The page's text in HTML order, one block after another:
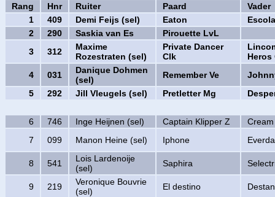
Rang
Hnr Ruiter Paard
Vader
1
409 Demi Feijs (sel) Eaton
2
290 Saskia van Es
Pirouette LvL
3
312
Maxime
Rozestraten (sel)
Private Dancer
Clk
Heros
4
031
Danique Dohmen
(sel)
Remember Ve
5
292 Jill Vleugels (sel) Pretletter Mg
6 746 Inge Heijnen (sel) Captain Klipper Z
7
099 Manon Heine (sel) Iphone
8 541
Lois Lardenoije
(sel)
Saphira
9 219
Veronique Bouvrie
(sel)
El destino